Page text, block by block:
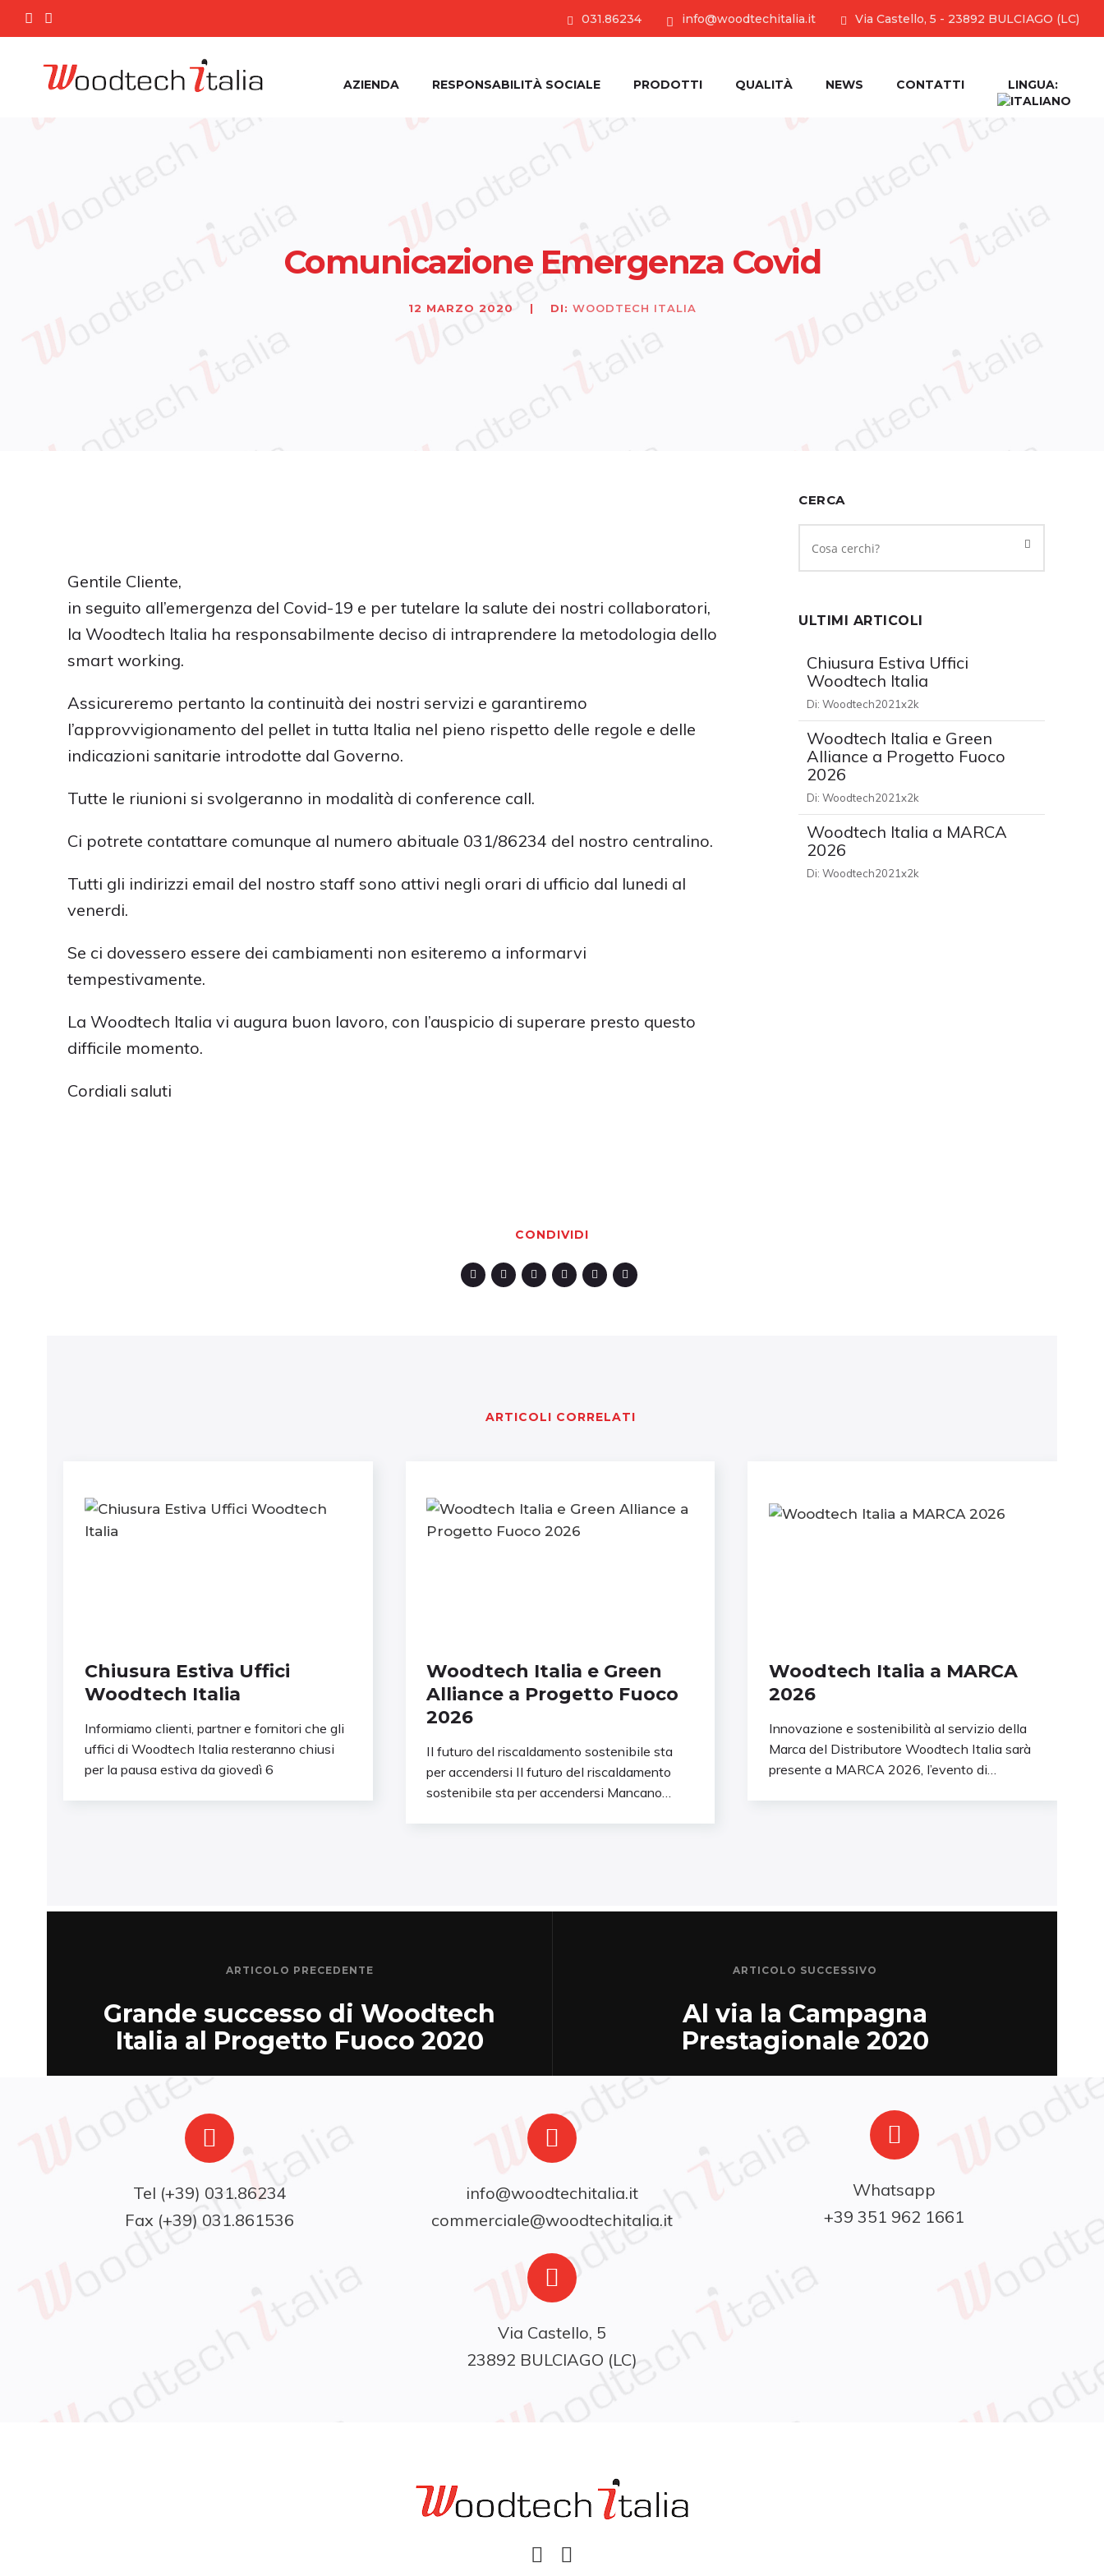
031.86234 info@woodtechitalia.it Via Castello, 5 - 23892 BULCIAGO (LC)
AZIENDA RESPONSABILITÀ SOCIALE PRODOTTI QUALITÀ NEWS CONTATTI LINGUA:
Comunicazione Emergenza Covid
12 MARZO 2020 | DI: WOODTECH ITALIA
Gentile Cliente,
in seguito all’emergenza del Covid-19 e per tutelare la salute dei nostri collaboratori,
la Woodtech Italia ha responsabilmente deciso di intraprendere la metodologia dello
smart working.
Assicureremo pertanto la continuità dei nostri servizi e garantiremo
l’approvvigionamento del pellet in tutta Italia nel pieno rispetto delle regole e delle
indicazioni sanitarie introdotte dal Governo.
Tutte le riunioni si svolgeranno in modalità di conference call.
Ci potrete contattare comunque al numero abituale 031/86234 del nostro centralino.
Tutti gli indirizzi email del nostro staff sono attivi negli orari di ufficio dal lunedi al
venerdi.
Se ci dovessero essere dei cambiamenti non esiteremo a informarvi
tempestivamente.
La Woodtech Italia vi augura buon lavoro, con l’auspicio di superare presto questo
difficile momento.
Cordiali saluti
CERCA
ULTIMI ARTICOLI
Chiusura Estiva Uffici
Woodtech Italia
Di: Woodtech2021x2k
Woodtech Italia e Green
Alliance a Progetto Fuoco
2026
Di: Woodtech2021x2k
Woodtech Italia a MARCA
2026
Di: Woodtech2021x2k
CONDIVIDI
ARTICOLI CORRELATI
Chiusura Estiva Uffici
Woodtech Italia
Informiamo clienti, partner e fornitori che gli
uffici di Woodtech Italia resteranno chiusi
per la pausa estiva da giovedì 6
Woodtech Italia e Green
Alliance a Progetto Fuoco
2026
Il futuro del riscaldamento sostenibile sta
per accendersi Il futuro del riscaldamento
sostenibile sta per accendersi Mancano
Woodtech Italia a MARCA
2026
Innovazione e sostenibilità al servizio della
Marca del Distributore Woodtech Italia sarà
presente a MARCA 2026, l’evento di
ARTICOLO PRECEDENTE
Grande successo di Woodtech
Italia al Progetto Fuoco 2020
ARTICOLO SUCCESSIVO
Al via la Campagna
Prestagionale 2020
Fax (+39) 031.861536
info@woodtechitalia.it
commerciale@woodtechitalia.it
Via Castello, 5
23892 BULCIAGO (LC)
Whatsapp
+39 351 962 1661